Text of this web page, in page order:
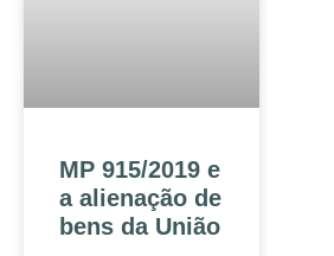
MP 915/2019 e
a alienação de
bens da União